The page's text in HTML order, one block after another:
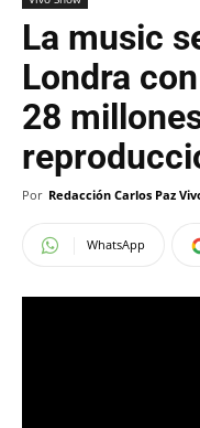
La music
Londra
28
Por Redacción Carlos Paz
WhatsApp